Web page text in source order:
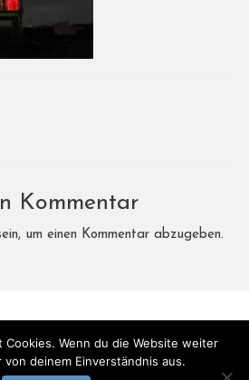
Kommentar
um einen Kommentar abzugeben.
BonVoyage
Cookies. Wenn du die Website weiter
deinem Einverständnis aus.